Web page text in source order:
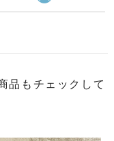
品もチェックして